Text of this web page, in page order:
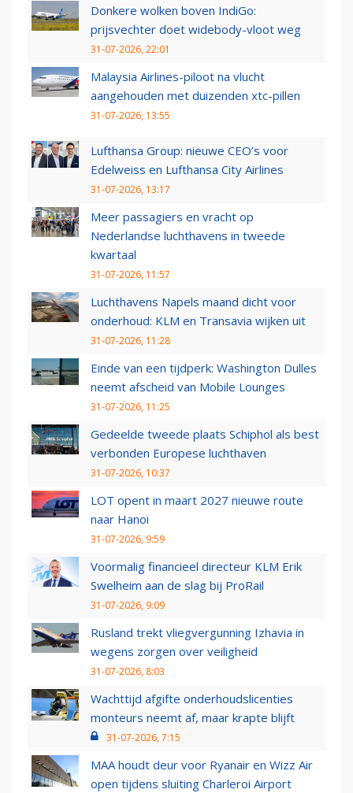
Donkere wolken boven IndiGo:
prijsvechter doet widebody-vloot weg
31-07-2026, 22:01
Malaysia Airlines-piloot na vlucht
aangehouden met duizenden xtc-pillen
31-07-2026, 13:55
Lufthansa Group: nieuwe CEO’s voor
Edelweiss en Lufthansa City Airlines
31-07-2026, 13:17
Meer passagiers en vracht op
Nederlandse luchthavens in tweede
kwartaal
31-07-2026, 11:57
Luchthavens Napels maand dicht voor
onderhoud: KLM en Transavia wijken uit
31-07-2026, 11:28
Einde van een tijdperk: Washington Dulles
neemt afscheid van Mobile Lounges
31-07-2026, 11:25
Gedeelde tweede plaats Schiphol als best
verbonden Europese luchthaven
31-07-2026, 10:37
LOT opent in maart 2027 nieuwe route
naar Hanoi
31-07-2026, 9:59
Voormalig financieel directeur KLM Erik
Swelheim aan de slag bij ProRail
31-07-2026, 9:09
Rusland trekt vliegvergunning Izhavia in
wegens zorgen over veiligheid
31-07-2026, 8:03
Wachttijd afgifte onderhoudslicenties
monteurs neemt af, maar krapte blijft
31-07-2026, 7:15
MAA houdt deur voor Ryanair en Wizz Air
open tijdens sluiting Charleroi Airport